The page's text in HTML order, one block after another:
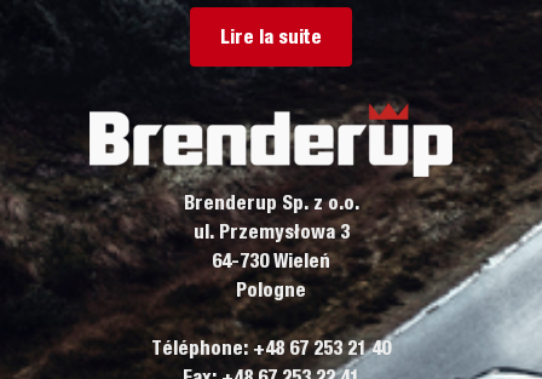
Lire la suite
Brenderup Sp. z o.o.
ul. Przemysłowa 3
64-730 Wieleń
Pologne
Téléphone: +48 67 253 21 40